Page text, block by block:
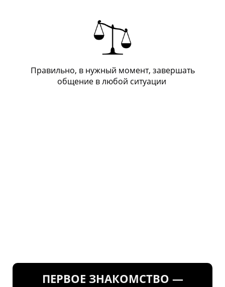
Правильно, в нужный момент, завершать
общение в любой ситуации
ПЕРВОЕ ЗНАКОМСТВО —